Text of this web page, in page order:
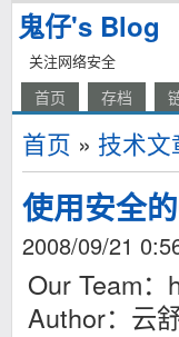
鬼仔's Blog
关注网络安全
首页 存档
首页 » 技术文
使用安全
2008/09/21
Our Team
Author：云